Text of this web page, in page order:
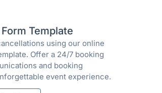
Template
using our online
Offer a 24/7 booking
and booking
event experience.